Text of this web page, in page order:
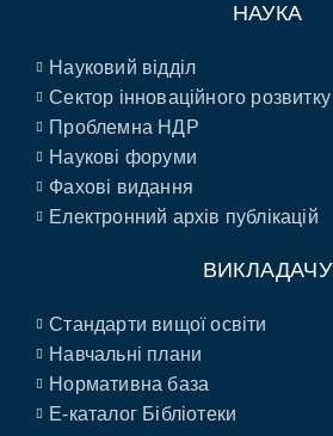
НАУКА
Науковий відділ
Сектор інноваційного розвитку
Проблемна НДР
Наукові форуми
Фахові видання
Електронний архів публікацій
ВИКЛАДАЧУ
Стандарти вищої освіти
Навчальні плани
Нормативна база
E-каталог Бібліотеки